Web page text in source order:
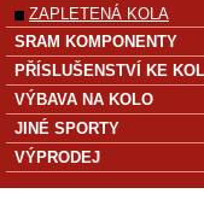
ZAPLETENÁ KOLA
SRAM KOMPONENTY
PŘÍSLUŠENSTVÍ KE
VÝBAVA NA KOLO
JINÉ SPORTY
VÝPRODEJ